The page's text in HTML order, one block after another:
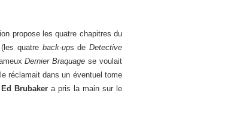
propose les quatre chapitres du
quatre back-ups deDetective
Dernier Braquage se voulait
réclamait dans un éventuel tome
Ed Brubaker a pris la main sur le